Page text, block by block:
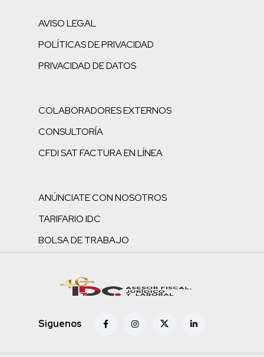
AVISO LEGAL
POLÍTICAS DE PRIVACIDAD
PRIVACIDAD DE DATOS
COLABORADORES EXTERNOS
CONSULTORÍA
CFDI SAT FACTURA EN LÍNEA
ANÚNCIATE CON NOSOTROS
TARIFARIO IDC
BOLSA DE TRABAJO
Siguenos